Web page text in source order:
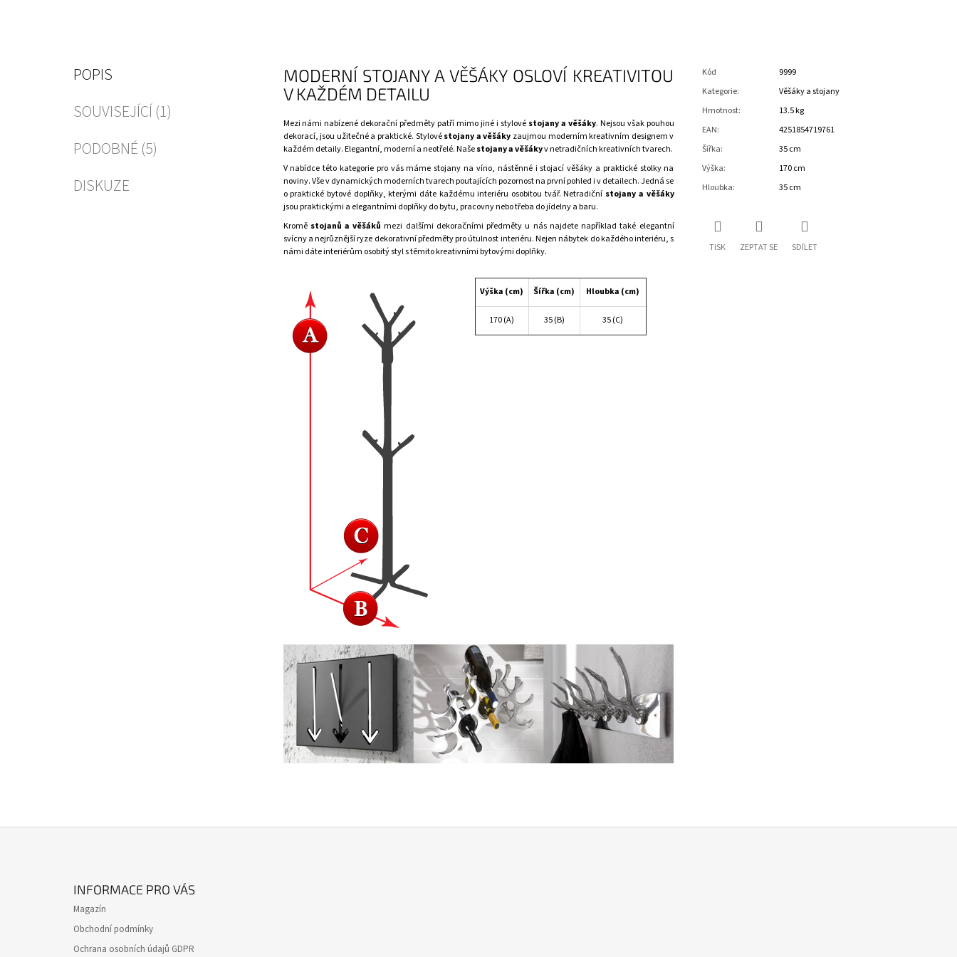
POPIS
SOUVISEJÍCÍ (1)
PODOBNÉ (5)
DISKUZE
MODERNÍ STOJANY A VĚŠÁKY OSLOVÍ KREATIVITOU
V KAŽDÉM DETAILU
Mezi námi nabízené dekorační předmětypatří mimo jiné i stylové stojany a věšáky. Nejsou však pouhou
dekorací, jsou užitečné a praktické. Stylovéstojany a věšáky zaujmou moderním kreativním designem v
každém detaily. Elegantní, moderní a neotřelé. Našestojany a věšákyv netradičních kreativních tvarech.
V nabídce této kategorie pro vás máme stojany na víno, nástěnné i stojací věšáky a praktické stolky na
noviny. Vše v dynamických moderních tvarech poutajících pozornost na první pohled i v detailech. Jedná se
o praktické bytové doplňky, kterými dáte každému interiéru osobitou tvář. Netradiční stojany a věšáky
jsou praktickými a elegantními doplňky do bytu,pracovnynebo třeba dojídelny a baru.
Kromě stojanů a věšáků mezi dalšími dekoračními předměty u nás najdete například také elegantní
svícnya nejrůznější ryze dekorativní předměty pro útulnost interiéru. Nejen nábytek do každého interiéru, s
námi dáte interiérům osobitý styl s těmito kreativnímibytovými doplňky.
Výška (cm) Šířka (cm) Hloubka (cm)
170 (A) 35 (B) 35 (C)
Kód
9999
Kategorie:
Věšáky a stojany
Hmotnost:
13.5 kg
EAN:
4251854719761
Šířka:
35 cm
Výška:
170 cm
Hloubka: 35 cm
TISK ZEPTAT SE SDÍLET
INFORMACE PRO VÁS
Magazín
Obchodní podmínky
Ochrana osobních údajů GDPR